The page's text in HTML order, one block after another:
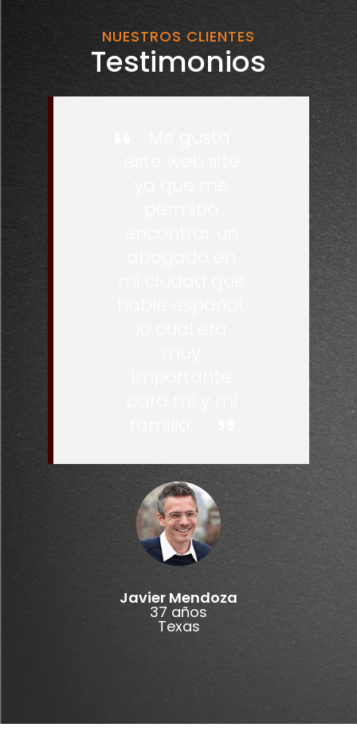
NUESTROS CLIENTES
Testimonios
Javier Mendoza
37 años
Texas